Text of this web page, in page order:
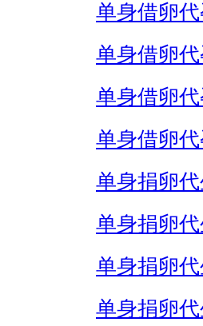
单身借卵
单身借卵
单身借卵
单身借卵代
单身捐卵
单身捐卵
单身捐卵
单身捐卵